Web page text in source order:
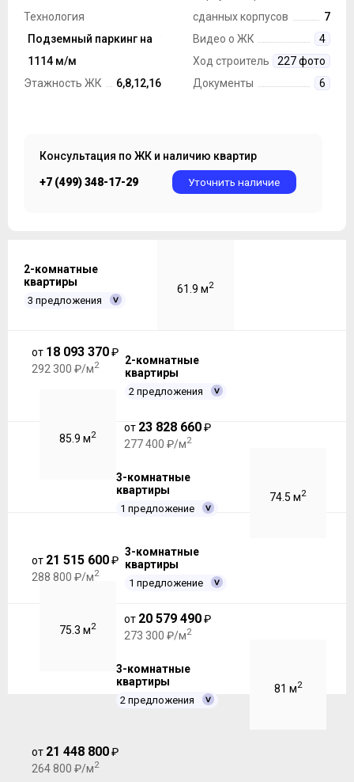
Технология
строительства
Монолит
Парковка
Подземный паркинг на
1114 м/м
Этажность ЖК
6,8,12,16
сданных корпусов
7
Видео о ЖК
4
Ход строительства227 фото
Документы
6
Консультация по ЖК и наличию квартир
+7 (499) 348-17-29 Уточнить наличие
2-комнатные
квартиры
3 предложения
61.9 м2
от 18 093 370₽
292 300 ₽/м2
2-комнатные
квартиры
2 предложения
85.9 м2
от 23 828 660₽
277 400 ₽/м2
3-комнатные
квартиры
1 предложение
74.5 м2
от 21 515 600₽
288 800 ₽/м2
3-комнатные
квартиры
1 предложение
75.3 м2
от 20 579 490₽
273 300 ₽/м2
3-комнатные
квартиры
2 предложения
81 м2
от 21 448 800₽
264 800 ₽/м2